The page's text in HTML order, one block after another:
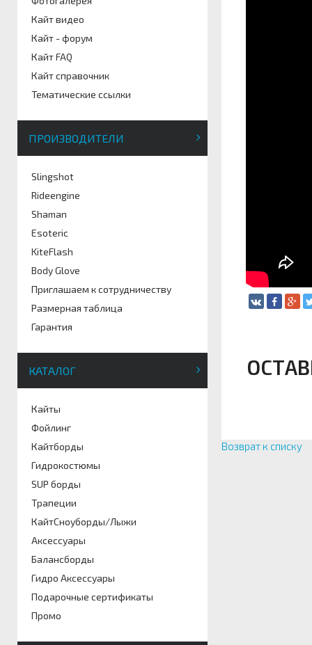
Кайт видео
Кайт - форум
Кайт FAQ
Кайт справочник
Тематические ссылки
ПРОИЗВОДИТЕЛИ
Slingshot
Rideengine
Shaman
Esoteric
KiteFlash
Body Glove
Приглашаем к сотрудничеству
Размерная таблица
Гарантия
КАТАЛОГ
Кайты
Фойлинг
Кайтборды
Гидрокостюмы
SUP борды
Трапеции
КайтСноуборды/Лыжи
Аксессуары
Балансборды
Гидро Аксессуары
Подарочные сертификаты
Промо
Возврат к списку